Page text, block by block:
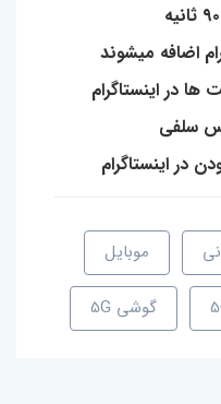
اضافه میشوند
در اینستاگرام
سلفی
در اینستاگرام
موبایل
گوشی 5G